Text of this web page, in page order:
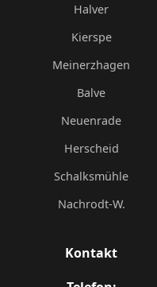
Halver
Kierspe
Meinerzhagen
Balve
Neuenrade
Herscheid
Schalksmühle
Nachrodt-W.
Kontakt